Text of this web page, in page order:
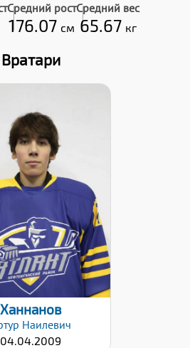
Вратари
Рост:
175
Вес:
65
Левый
Дата заявки:
22.01.2026
Ханнанов
Наилевич
04.04.2009
Средний рост
176.07 см
Средний вес
65.67 кг